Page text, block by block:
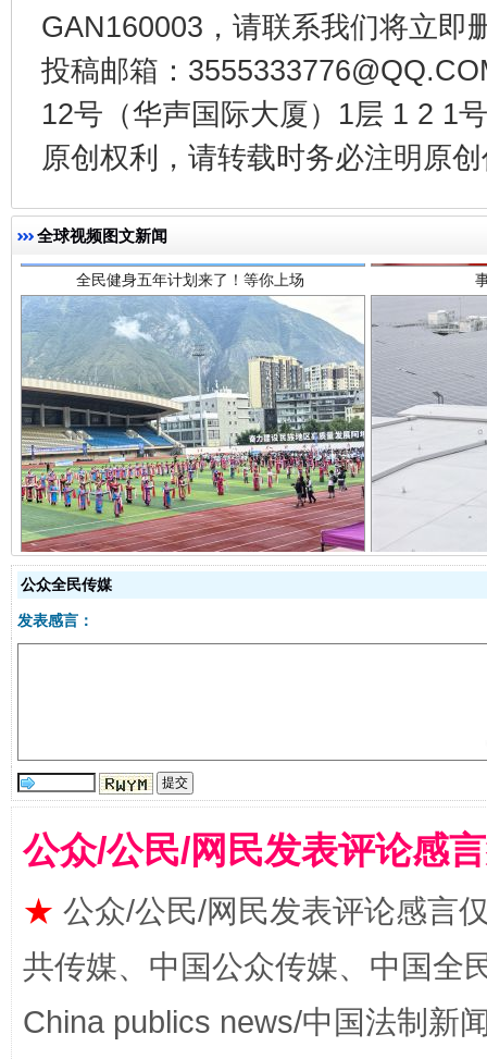
GAN160003，请联系我们将立即
投稿邮箱：
12号（华声国际大厦）1层 1 2 1
原创权利，请转载时务必注明原
全球视频图文新闻
全民健身五年计划来了！等你上场
阿坝州三大球赛在茂县开幕 规模
公众全民传媒
发表感言：
公众/公民/网民发表评论感
★ 公众/公民/网民发表评论感言
共传媒、中国公众传媒、中国全
China publics news/中国法制新